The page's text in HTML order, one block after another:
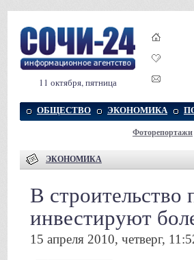
11 октября, пятница
ОБЩЕСТВО ЭКОНОМИКА
Фоторепортажи
ЭКОНОМИКА
В
инвестируют
15 апреля 2010, четверг,